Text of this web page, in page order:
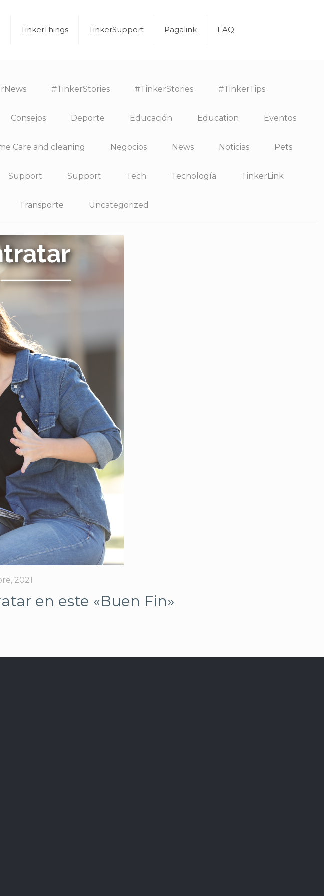
TinkerThings TinkerSupport Pagalink FAQ
#TinkerStories #TinkerStories #TinkerTips
Consejos Deporte Educación Education Eventos
Care and cleaning Negocios News Noticias Pets
Support Support Tech Tecnología TinkerLink
Transporte Uncategorized
2021
en este «Buen Fin»